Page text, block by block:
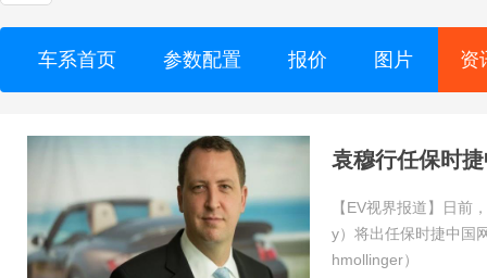
车系首页 参数配置 报价 图片 资
袁穆行任保时
【EV视界报道】日前
y）将出任保时捷中国
hmollinger）